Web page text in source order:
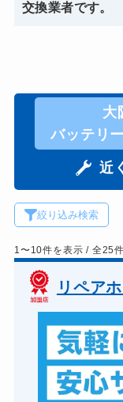
交換業者です。
大
バッテリ
近
絞り込み検索
1〜10件を表示 / 全25件
リペア